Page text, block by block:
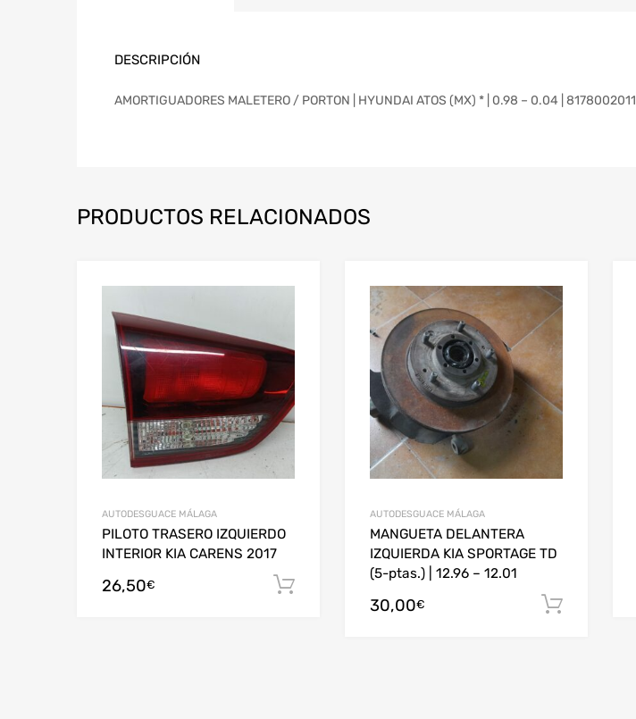
DESCRIPCIÓN
AMORTIGUADORES MALETERO / PORTON | HYUNDAI ATOS (MX) * | 0.98 – 0.04 | 8178002011
PRODUCTOS RELACIONADOS
AUTODESGUACE MÁLAGA
PILOTO TRASERO IZQUIERDO
INTERIOR KIA CARENS 2017
26,50€ Añadir al carrito
AUTODESGUACE MÁLAGA
MANGUETA DELANTERA
IZQUIERDA KIA SPORTAGE TD
(5-ptas.) | 12.96 – 12.01
30,00€